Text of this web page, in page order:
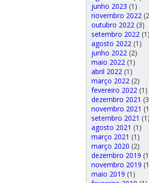
junho 2023 (1)
novembro 2022
outubro 2022 (3)
setembro 2022 (1)
agosto 2022 (1)
junho 2022 (2)
maio 2022 (1)
abril 2022 (1)
março 2022 (2)
fevereiro 2022 (1)
dezembro 2021
novembro 2021
setembro 2021 (1)
agosto 2021 (1)
março 2021 (1)
março 2020 (2)
dezembro 2019
novembro 2019
maio 2019 (1)